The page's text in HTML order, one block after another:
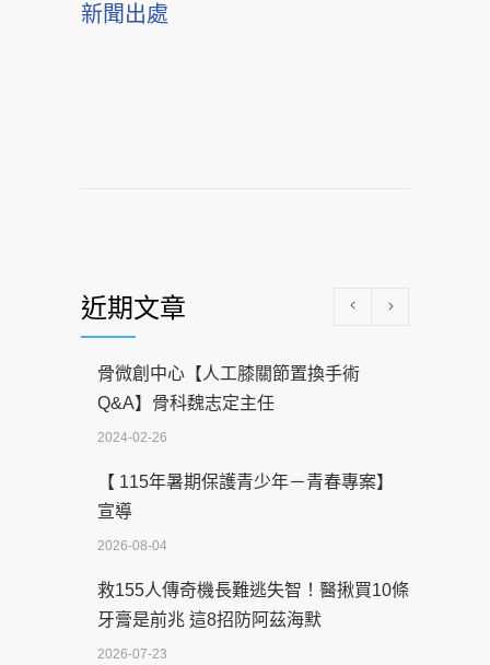
新聞出處
近期文章
骨微創中心【人工膝關節置換手術
Q&A】骨科魏志定主任
2024-02-26
【 115年暑期保護青少年－青春專案】
宣導
2026-08-04
救155人傳奇機長難逃失智！醫揪買10條
牙膏是前兆 這8招防阿茲海默
2026-07-23